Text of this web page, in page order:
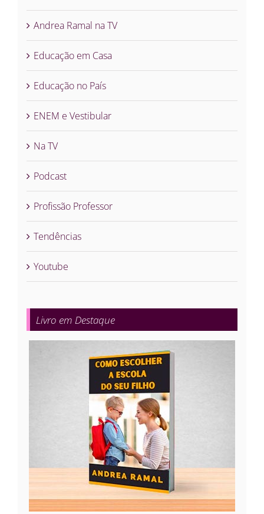
Andrea Ramal na TV
Educação em Casa
Educação no País
ENEM e Vestibular
Na TV
Podcast
Profissão Professor
Tendências
Youtube
Livro em Destaque